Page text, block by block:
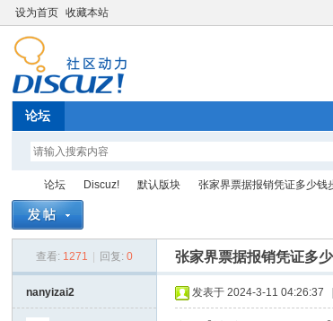
设为首页 收藏本站
论坛
论坛
›
Discuz!
›
默认版块
›
张家界票据报销凭证多少钱
查看: 1271 回复: 0 张家界票据报销凭证多
nanyizai2 发表于 2024-3-11 04:26:37